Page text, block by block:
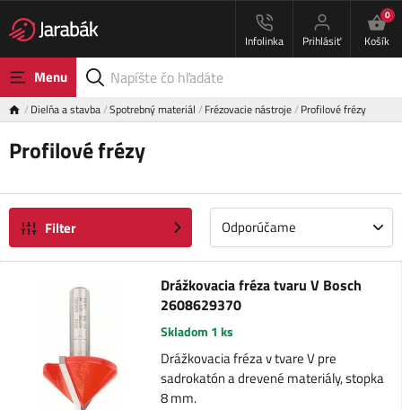
Infolinka Prihlásiť
0
Košík
Menu
Dielňa a stavba Spotrebný materiál Frézovacie nástroje Profilové frézy
Profilové frézy
Filter Odporúčame
Drážkovacia fréza tvaru V Bosch
2608629370
Skladom 1 ks
Drážkovacia fréza v tvare V pre
sadrokatón a drevené materiály, stopka
8 mm.